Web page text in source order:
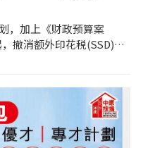
，加上《财政预算案
撤消额外印花税(SSD)、